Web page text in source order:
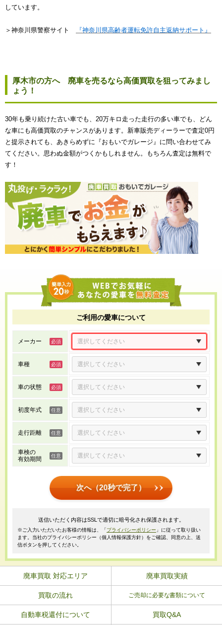
しています。
＞神奈川県警察サイト 『神奈川県高齢者運転免許自主返納サポート』
厚木市の方へ 廃車を売るなら高価買取を狙ってみまし
ょう！
30年も乗り続けた古い車でも、20万キロ走った走行の多い車でも、どん
な車にも高価買取のチャンスがあります。新車販売ディーラーで査定0円
と提示されても、あきらめずに『おもいでガレージ』に問い合わせてみ
てください。思わぬ金額がつくかもしれません。もちろん査定は無料で
す！
ご利用の愛車について
メーカー
車種
車の状態
初度年式
走行距離
車検の
有効期間
次へ（20秒で完了）
送信いただく内容はSSLで適切に暗号化され保護されます。
※ご入力いただいたお客様の情報は、「プライバシーポリシー 」に従って取り扱い
ます。当社のプライバシーポリシー（個人情報保護方針）をご確認、同意の上、送
信ボタンを押してください。
廃車買取 対応エリア 廃車買取実績
買取の流れ ご売却に必要な書類について
自動車税還付について 買取Q&A